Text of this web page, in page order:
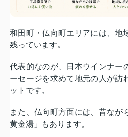
和田町・仏向町エリアには、地
残っています。
代表的なのが、日本ウインナー
ーセージを求めて地元の人が訪
ットです。
また、仏向町方面には、昔なが
黄金湯」もあります。